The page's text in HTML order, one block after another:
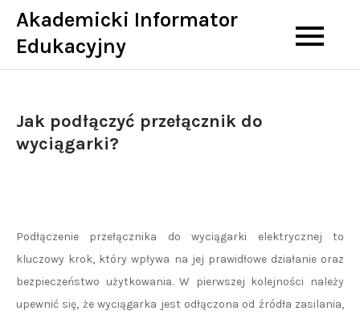
Skip
content
Akademicki Informator
Edukacyjny
Jak podłączyć przełącznik do
wyciągarki?
Podłączenie przełącznika do wyciągarki elektrycznej to
kluczowy krok, który wpływa na jej prawidłowe działanie oraz
bezpieczeństwo użytkowania. W pierwszej kolejności należy
upewnić się, że wyciągarka jest odłączona od źródła zasilania,